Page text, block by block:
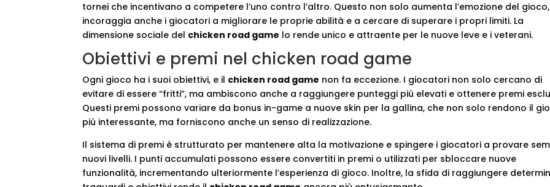
tornei che incentivano a competere l’uno contro l’altro. Questo non solo aumenta l’emozione del
incoraggia anche i giocatori a migliorare le proprie abilità e a cercare di superare i propri limiti. La
dimensione sociale del chicken road game lo rende unico e attraente per le nuove leve e i veterani.
Obiettivi e premi nel chicken road game
Ogni gioco ha i suoi obiettivi, e il chicken road game non fa eccezione. I giocatori non solo cercano di
evitare di essere “fritti”, ma ambiscono anche a raggiungere punteggi più elevati e ottenere premi
Questi premi possono variare da bonus in-game a nuove skin per la gallina, che non solo rendono il
più interessante, ma forniscono anche un senso di realizzazione.
Il sistema di premi è strutturato per mantenere alta la motivazione e spingere i giocatori a provare
nuovi livelli. I punti accumulati possono essere convertiti in premi o utilizzati per sbloccare nuove
funzionalità, incrementando ulteriormente l’esperienza di gioco. Inoltre, la sfida di raggiungere